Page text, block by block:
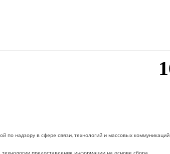
надзору в сфере связи, технологий и массовых коммуникаций